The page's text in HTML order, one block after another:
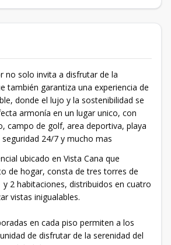
no solo invita a disfrutar de la
también garantiza una experiencia de
donde el lujo y la sostenibilidad se
armonía en un lugar unico, con
campo de golf, area deportiva, playa
24/7 y mucho mas
ubicado en Vista Cana que
de hogar, consta de tres torres de
2 habitaciones, distribuidos en cuatro
vistas inigualables.
en cada piso permiten a los
de disfrutar de la serenidad del